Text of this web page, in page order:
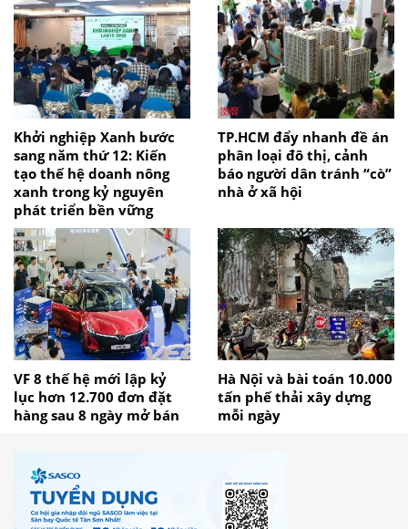
Khởi nghiệp Xanh bước
sang năm thứ 12: Kiến
tạo thế hệ doanh nông
xanh trong kỷ nguyên
phát triển bền vững
TP.HCM đẩy nhanh đề án
phân loại đô thị, cảnh
báo người dân tránh “cò”
nhà ở xã hội
VF 8 thế hệ mới lập kỷ
lục hơn 12.700 đơn đặt
hàng sau 8 ngày mở bán
Hà Nội và bài toán 10.000
tấn phế thải xây dựng
mỗi ngày